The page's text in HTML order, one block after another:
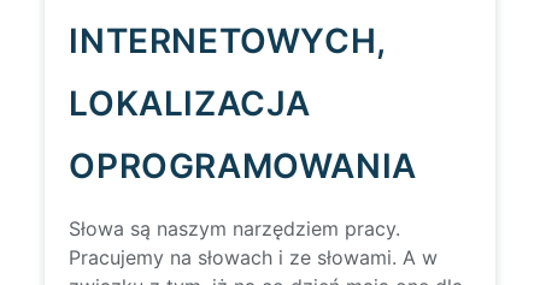
INTERNETOWYCH,
LOKALIZACJA
OPROGRAMOWANIA
Słowa są naszym narzędziem pracy.
Pracujemy na słowach i ze słowami. A w